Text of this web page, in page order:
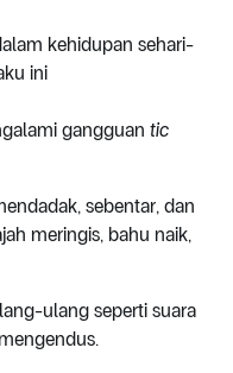
kehidupan sehari-
ini
gangguan tic
sebentar, dan
meringis, bahu naik,
ulang seperti suara